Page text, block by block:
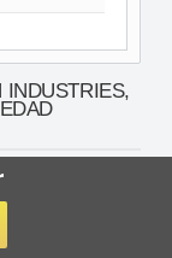
INDUSTRIES,